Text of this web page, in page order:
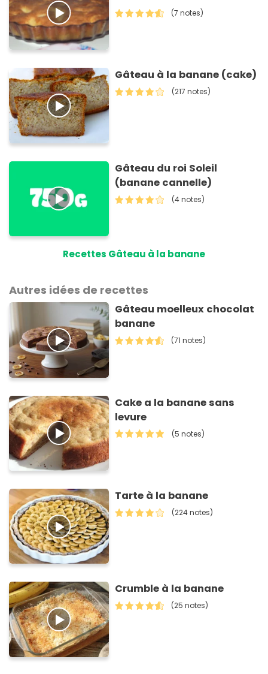
(7 notes)
Gâteau à la banane (cake)
(217 notes)
Gâteau du roi Soleil
(banane cannelle)
(4 notes)
Recettes Gâteau à la banane
Autres idées de recettes
Gâteau moelleux chocolat
banane
(71 notes)
Cake a la banane sans
levure
(5 notes)
Tarte à la banane
(224 notes)
Crumble à la banane
(25 notes)